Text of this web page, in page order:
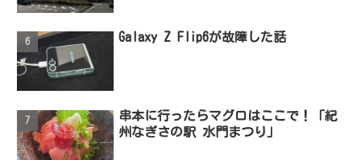
Galaxy Z Flip6が故障した話
串本に行ったらマグロはここで！「紀
州なぎさの駅 水門まつり」